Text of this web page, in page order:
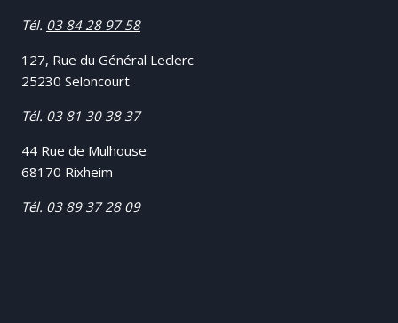
Tél. 03 84 28 97 58
127, Rue du Général Leclerc
25230 Seloncourt
Tél. 03 81 30 38 37
44 Rue de Mulhouse
68170 Rixheim
Tél. 03 89 37 28 09